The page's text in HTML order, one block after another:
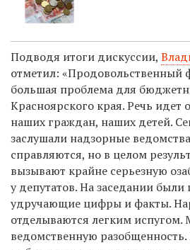
Подводя итоги дискуссии,
отметил: «Продовольственный
большая проблема для
Красноярского края. Речь идет
наших граждан, наших детей.
заслушали надзорные
справляются, но в целом
вызывают крайне серьезную
у депутатов. На заседании
удручающие цифры и факты.
отделываются легким
ведомственную